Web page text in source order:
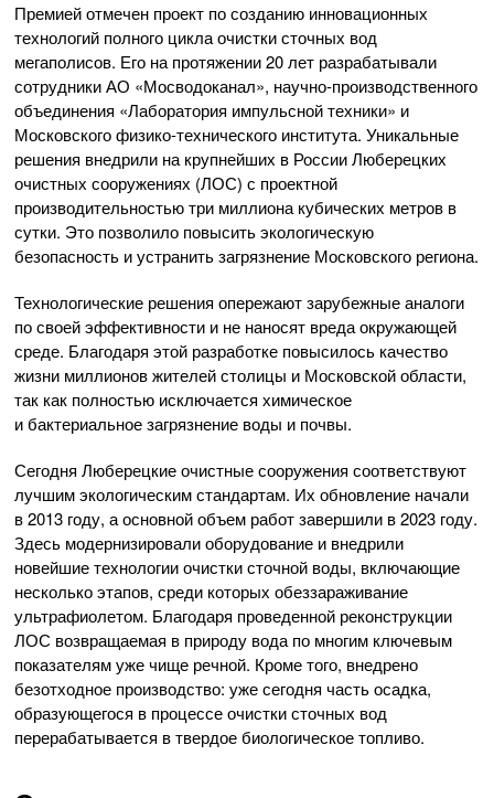
Премией отмечен проект по созданию инновационных
технологий полного цикла очистки сточных вод
мегаполисов. Его на протяжении 20 лет разрабатывали
сотрудники АО «Мосводоканал», научно-производственного
объединения «Лаборатория импульсной техники» и
Московского физико-технического института. Уникальные
решения внедрили на крупнейших в России Люберецких
очистных сооружениях (ЛОС) с проектной
производительностью три миллиона кубических метров в
сутки. Это позволило повысить экологическую
безопасность и устранить загрязнение Московского региона.
Технологические решения опережают зарубежные аналоги
по своей эффективности и не наносят вреда окружающей
среде. Благодаря этой разработке повысилось качество
жизни миллионов жителей столицы и Московской области,
так как полностью исключается химическое
и бактериальное загрязнение воды и почвы.
Сегодня Люберецкие очистные сооружения соответствуют
лучшим экологическим стандартам. Их обновление начали
в 2013 году, а основной объем работ завершили в 2023 году.
Здесь модернизировали оборудование и внедрили
новейшие технологии очистки сточной воды, включающие
несколько этапов, среди которых обеззараживание
ультрафиолетом. Благодаря проведенной реконструкции
ЛОС возвращаемая в природу вода по многим ключевым
показателям уже чище речной. Кроме того, внедрено
безотходное производство: уже сегодня часть осадка,
образующегося в процессе очистки сточных вод
перерабатывается в твердое биологическое топливо.